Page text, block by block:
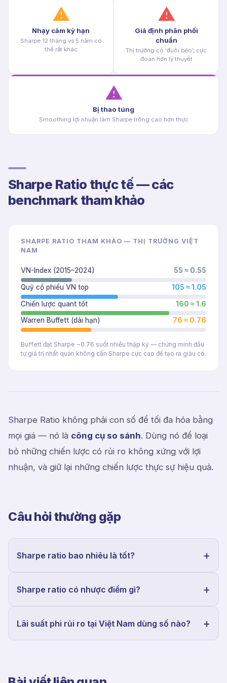
⚠
Nhạy cảm kỳ hạn
Sharpe 12 tháng vs 5 năm có
thể rất khác
⚠
Giả định phân phối
chuẩn
Thị trường có 'đuôi béo', cực
đoan hơn lý thuyết
⚠
Bị thao túng
Smoothing lợi nhuận làm Sharpe trông cao hơn thực
Sharpe Ratio thực tế — các
benchmark tham khảo
SHARPE RATIO THAM KHẢO — THỊ TRƯỜNG VIỆT
NAM
VN-Index (2015–2024) 55 ≈ 0.55
Quỹ cổ phiếu VN top 105 ≈ 1.05
Chiến lược quant tốt 160 ≈ 1.6
Warren Buffett (dài hạn) 76 ≈ 0.76
Buffett đạt Sharpe ~0.76 suốt nhiều thập kỷ — chứng minh đầu
tư giá trị nhất quán không cần Sharpe cực cao để tạo ra giàu có.
Sharpe Ratio không phải con số để tối đa hóa bằng
mọi giá — nó là công cụ so sánh. Dùng nó để loại
bỏ những chiến lược có rủi ro không xứng với lợi
nhuận, và giữ lại những chiến lược thực sự hiệu quả.
Câu hỏi thường gặp
Sharpe ratio bao nhiêu là tốt?
Sharpe ratio có nhược điểm gì?
Lãi suất phi rủi ro tại Việt Nam dùng số nào?